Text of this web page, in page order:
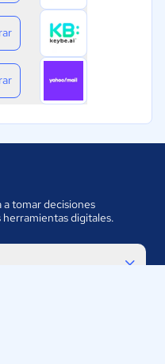
a tomar decisiones
digitales.